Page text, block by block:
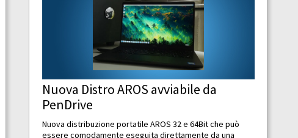
Nuova Distro AROS avviabile da
PenDrive
Nuova distribuzione portatile AROS 32 e 64Bit che può
essere comodamente eseguita direttamente da una